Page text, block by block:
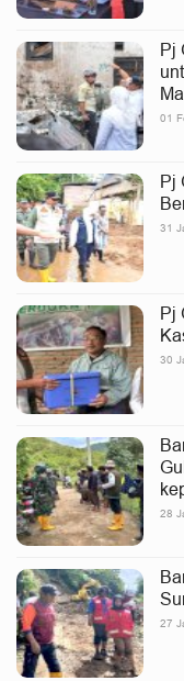
Pj
01
Pj
31
Pj
30
28
27